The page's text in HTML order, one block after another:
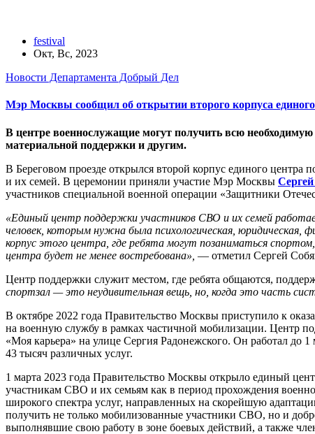
festival
Окт, Вс, 2023
Новости Департамента Добрый Дел
Мэр Москвы сообщил об открытии второго корпуса
В центре военнослужащие могут получить всю
материальной поддержки и другим.
В Береговом проезде открылся второй корпус единого
и их семей. В церемонии приняли участие Мэр Москвы
участников специальной военной операции «Защитники
«Единый центр поддержки участников СВО и их семей
человек, которым нужна была психологическая, юридическая,
корпус этого центра, где ребята могут позаниматься
центра будет не менее востребована», — отметил Сергей
Центр поддержки служит местом, где ребята общаются,
спортзал — это неудивительная вещь, но, когда это часть
В октябре 2022 года Правительство Москвы приступило к
на военную службу в рамках частичной мобилизации. Центр
«Моя карьера» на улице Сергия Радонежского. Он работал до
43 тысяч различных услуг.
1 марта 2023 года Правительство Москвы открыло единый
участникам СВО и их семьям как в период прохождения
широкого спектра услуг, направленных на скорейшую
получить не только мобилизованные участники СВО, но и
выполнявшие свою работу в зоне боевых действий, а также